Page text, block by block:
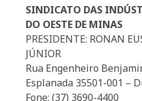
SINDICATO DAS
DO OESTE DE MINAS
PRESIDENTE: RONAN
JÚNIOR
Rua Engenheiro
Esplanada 35501-001 –
Fone: (37) 3690-4400